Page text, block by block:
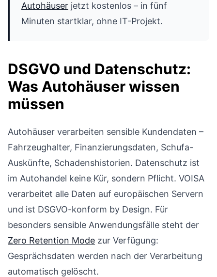
Autohäuser jetzt kostenlos – in fünf
Minuten startklar, ohne IT-Projekt.
DSGVO und Datenschutz:
Was Autohäuser wissen
müssen
Autohäuser verarbeiten sensible Kundendaten –
Fahrzeughalter, Finanzierungsdaten, Schufa-
Auskünfte, Schadenshistorien. Datenschutz ist
im Autohandel keine Kür, sondern Pflicht. VOISA
verarbeitet alle Daten auf europäischen Servern
und ist DSGVO-konform by Design. Für
besonders sensible Anwendungsfälle steht der
Zero Retention Mode zur Verfügung:
Gesprächsdaten werden nach der Verarbeitung
automatisch gelöscht.